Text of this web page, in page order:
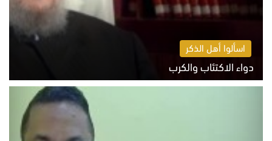
اسألوا أهل الذكر
دواء الاكتئاب والكرب
السبت 8 أغسطس 2026 10:54 ص